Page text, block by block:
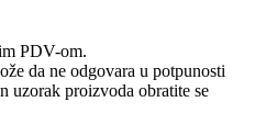
PDV-om.
da ne odgovara u potpunosti
uzorak proizvoda obratite se